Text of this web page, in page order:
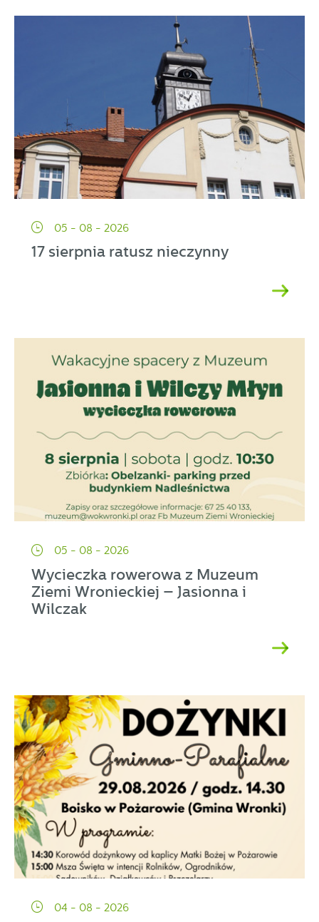
05 - 08 - 2026
17 sierpnia ratusz nieczynny
05 - 08 - 2026
Wycieczka rowerowa z Muzeum
Ziemi Wronieckiej – Jasionna i
Wilczak
04 - 08 - 2026